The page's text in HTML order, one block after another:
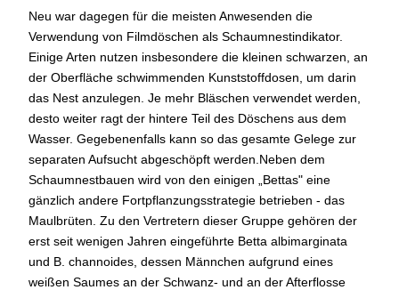
Neu war dagegen für die meisten Anwesenden die
Verwendung von Filmdöschen als Schaumnestindikator.
Einige Arten nutzen insbesondere die kleinen schwarzen, an
der Oberfläche schwimmenden Kunststoffdosen, um darin
das Nest anzulegen. Je mehr Bläschen verwendet werden,
desto weiter ragt der hintere Teil des Döschens aus dem
Wasser. Gegebenenfalls kann so das gesamte Gelege zur
separaten Aufsucht abgeschöpft werden.Neben dem
Schaumnestbauen wird von den einigen „Bettas" eine
gänzlich andere Fortpflanzungsstrategie betrieben - das
Maulbrüten. Zu den Vertretern dieser Gruppe gehören der
erst seit wenigen Jahren eingeführte Betta albimarginata
und B. channoides, dessen Männchen aufgrund eines
weißen Saumes an der Schwanz- und an der Afterflosse